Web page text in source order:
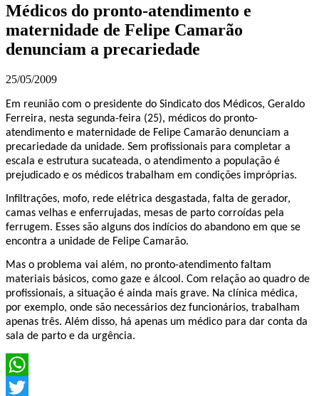
Médicos do pronto-atendimento e
maternidade de Felipe Camarão
denunciam a precariedade
25/05/2009
Em reunião com o presidente do Sindicato dos Médicos, Geraldo
Ferreira, nesta segunda-feira (25), médicos do pronto-
atendimento e maternidade de Felipe Camarão denunciam a
precariedade da unidade. Sem profissionais para completar a
escala e estrutura sucateada, o atendimento a população é
prejudicado e os médicos trabalham em condições impróprias.
Infiltrações, mofo, rede elétrica desgastada, falta de gerador,
camas velhas e enferrujadas, mesas de parto corroídas pela
ferrugem. Esses são alguns dos indícios do abandono em que se
encontra a unidade de Felipe Camarão.
Mas o problema vai além, no pronto-atendimento faltam
materiais básicos, como gaze e álcool. Com relação ao quadro de
profissionais, a situação é ainda mais grave. Na clínica médica,
por exemplo, onde são necessários dez funcionários, trabalham
apenas três. Além disso, há apenas um médico para dar conta da
sala de parto e da urgência.
WhatsApp